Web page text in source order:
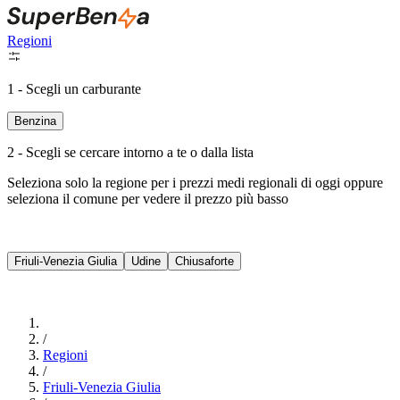
Regioni
1 - Scegli un carburante
Benzina
2 - Scegli se cercare intorno a te o dalla lista
Seleziona solo la regione per i prezzi medi regionali di oggi oppure
seleziona il comune per vedere il prezzo più basso
Friuli-Venezia Giulia Udine Chiusaforte
/
Regioni
/
Friuli-Venezia Giulia